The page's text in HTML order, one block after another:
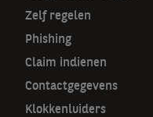
Zelf regelen
Phishing
Claim indienen
Contactgegevens
Klokkenluiders